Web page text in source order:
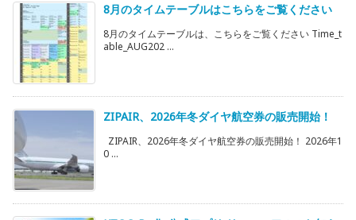
8月のタイムテーブルはこちらをご覧ください
8月のタイムテーブルは、こちらをご覧ください Time_t
able_AUG202 ...
ZIPAIR、2026年冬ダイヤ航空券の販売開始！
ZIPAIR、2026年冬ダイヤ航空券の販売開始！ 2026年1
0 ...